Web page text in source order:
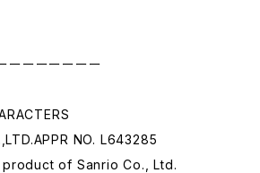
ーーーーーーー
NO. L643285
of Sanrio Co., Ltd.